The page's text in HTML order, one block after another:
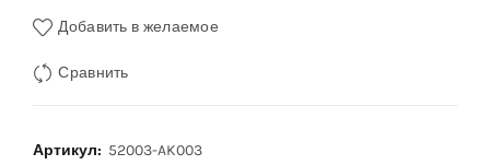
Добавить в желаемое
Сравнить
Артикул: 52003-AK003